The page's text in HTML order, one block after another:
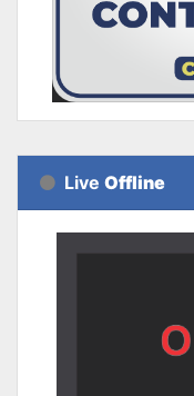
Live Offline